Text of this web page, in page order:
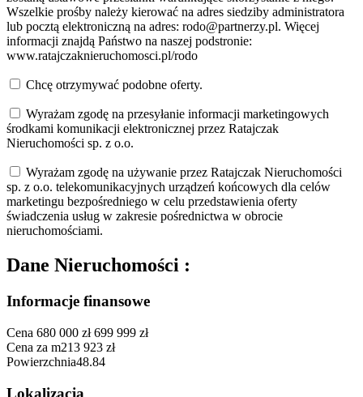
Wszelkie prośby należy kierować na adres siedziby administratora
lub pocztą elektroniczną na adres: rodo@partnerzy.pl. Więcej
informacji znajdą Państwo na naszej podstronie:
www.ratajczaknieruchomosci.pl/rodo
Chcę otrzymywać podobne oferty.
Wyrażam zgodę na przesyłanie informacji marketingowych
środkami komunikacji elektronicznej przez Ratajczak
Nieruchomości sp. z o.o.
Wyrażam zgodę na używanie przez Ratajczak Nieruchomości
sp. z o.o. telekomunikacyjnych urządzeń końcowych dla celów
marketingu bezpośredniego w celu przedstawienia oferty
świadczenia usług w zakresie pośrednictwa w obrocie
nieruchomościami.
Dane Nieruchomości :
Informacje finansowe
Cena 680 000 zł699 999 zł
Cena za m213 923 zł
Powierzchnia48.84
Lokalizacja